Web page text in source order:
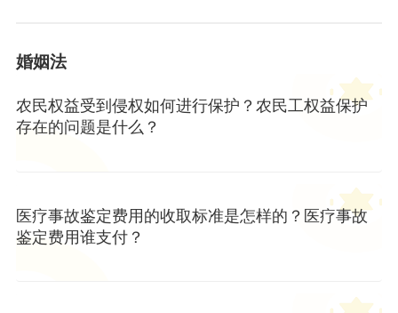
婚姻法
农民权益受到侵权如何进行保护？农民工权益保护
存在的问题是什么？
医疗事故鉴定费用的收取标准是怎样的？医疗事故
鉴定费用谁支付？